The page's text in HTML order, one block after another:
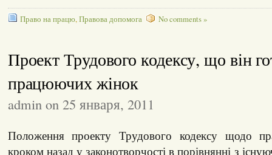
Право на працю,Правова допомога No comments »
Проект Трудового кодексу, що він
працюючих жінок
admin on 25 января, 2011
Положення проекту Трудового кодексу щодо
кроком назад у законотворчості в порівнянні з